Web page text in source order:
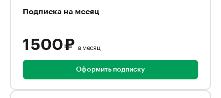
Подписка на месяц
1 500 ₽ в месяц
Оформить подписку